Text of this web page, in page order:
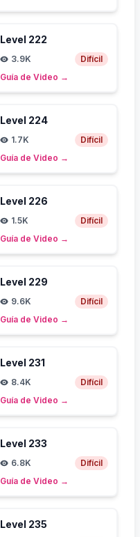
Level 222
3.9K
Difícil
Guía de Video →
Level 224
1.7K
Difícil
Guía de Video →
Level 226
1.5K
Difícil
Guía de Video →
Level 229
9.6K
Difícil
Guía de Video →
Level 231
8.4K
Difícil
Guía de Video →
Level 233
6.8K
Difícil
Guía de Video →
Level 235